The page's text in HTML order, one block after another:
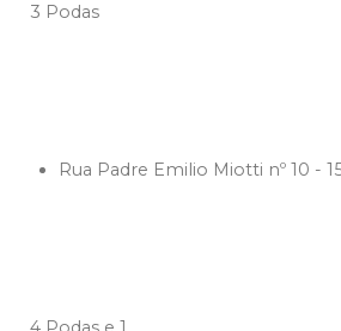
3 Podas
Rua Padre Emilio Miotti nº 10 -